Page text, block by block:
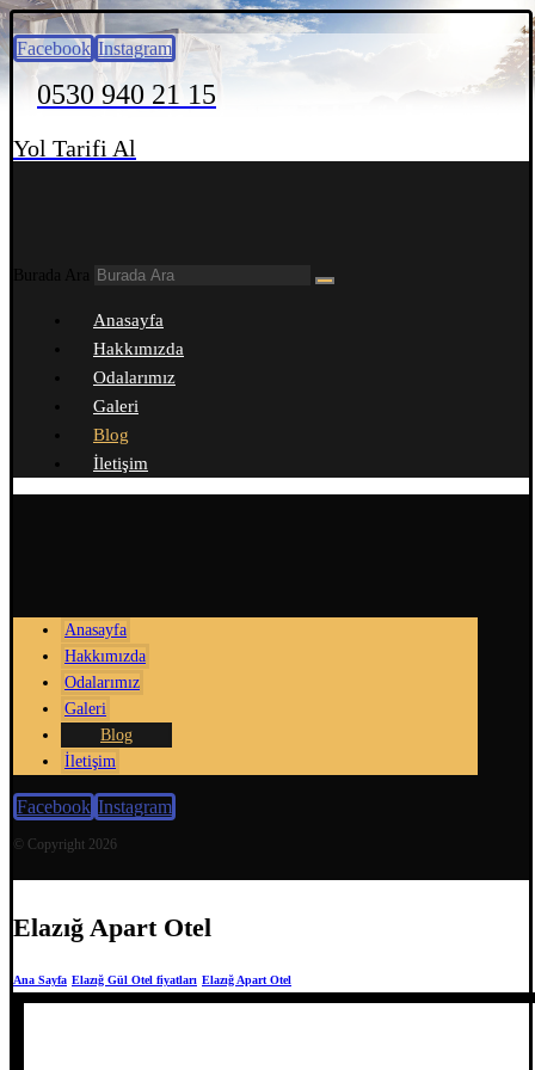
Facebook Instagram
0530 940 21 15
Yol Tarifi Al
Burada Ara
Anasayfa
Hakkımızda
Odalarımız
Galeri
Blog
İletişim
Anasayfa
Hakkımızda
Odalarımız
Galeri
Blog
İletişim
Facebook Instagram
© Copyright 2026
Elazığ Apart Otel
Ana Sayfa Elazığ Gül Otel fiyatları Elazığ Apart Otel